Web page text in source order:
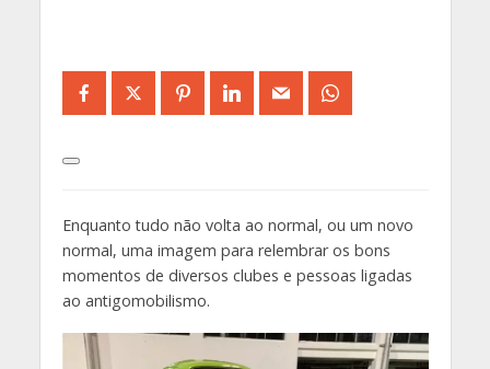
Enquanto tudo não volta ao normal, ou um novo
normal, uma imagem para relembrar os bons
momentos de diversos clubes e pessoas ligadas
ao antigomobilismo.